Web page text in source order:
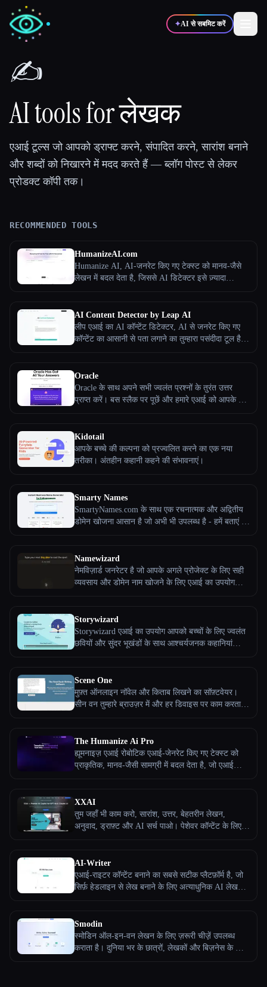
✦AI से सबमिट करें
💻 📈
🎓 विद्यार्थी 🎬 क्रिएटर्स
टूल्स की तुलना करें
हमारे बारे में
Esc
✍️
AI tools for लेखक
एआई टूल्स जो आपको ड्राफ्ट करने, संपादित करने, सारांश बनाने
और शब्दों को निखारने में मदद करते हैं — ब्लॉग पोस्ट से लेकर
प्रोडक्ट कॉपी तक।
RECOMMENDED TOOLS
HumanizeAI.com
Humanize AI, AI-जनरेट किए गए टेक्स्ट को मानव-जैसे
लेखन में बदल देता है, जिससे AI डिटेक्टर इसे ज़्यादा
SEO के लिए प्रामाणिक सामग्री बनाने के लिए यह बहुत
बढ़िया है।
AI Content Detector by Leap AI
लीप एआई का AI कॉन्टेंट डिटेक्टर, AI से जनरेट किए गए
कॉन्टेंट का आसानी से पता लगाने का तुम्हारा पसंदीदा टूल है।
इस काम को आसान बनाता है। नवीनतम एलएलएम मॉडल का
उपयोग करते हुए, यह आसानी से एआई-जनरेट की गई सामग्री
का सटीक विश्लेषण करता है और उसकी पहचान करता है।
Oracle
Oracle के साथ अपने सभी ज्वलंत प्रश्नों के तुरंत उत्तर
प्राप्त करें। बस स्लैक पर पूछें और हमारे एआई को आपके लिए
और अपनी उत्पादकता को अधिकतम करें।
Kidotail
आपके बच्चे की कल्पना को प्रज्वलित करने का एक नया
तरीका। अंतहीन कहानी कहने की संभावनाएं।
Smarty Names
SmartyNames.com के साथ एक रचनात्मक और अद्वितीय
डोमेन खोजना आसान है जो अभी भी उपलब्ध है - हमें बताएं कि
Namewizard
नेमविज़ार्ड जनरेटर है जो आपके अगले प्रोजेक्ट के लिए सही
व्यवसाय और डोमेन नाम खोजने के लिए एआई का उपयोग
Storywizard
Storywizard एआई का उपयोग आपको बच्चों के लिए ज्वलंत
छवियों और सुंदर भूखंडों के साथ आश्चर्यजनक कहानियां
Scene One
मुफ़्त ऑनलाइन नॉवेल और किताब लिखने का सॉफ़्टवेयर।
सीन वन तुम्हारे ब्राउज़र में और हर डिवाइस पर काम करता है,
The Humanize Ai Pro
ह्यूमनाइज़ एआई रोबोटिक एआई-जेनरेट किए गए टेक्स्ट को
प्राकृतिक, मानव-जैसी सामग्री में बदल देता है, जो एआई
सुविधाओं के साथ ब्लॉग, ईमेल, निबंध और बहुत कुछ फिर से
लिखने के लिए इसका इस्तेमाल करें। thehumanizeai.pro
पर मुफ़्त और प्रीमियम प्लान उपलब्ध हैं।
XXAI
तुम जहाँ भी काम करो, सारांश, उत्तर, बेहतरीन लेखन,
अनुवाद, ड्राफ़्ट और AI सर्च पाओ। पेशेवर कॉन्टेंट के लिए
AI-Writer
एआई-राइटर कॉन्टेंट बनाने का सबसे सटीक प्लैटफ़ॉर्म है, जो
सिर्फ़ हेडलाइन से लेख बनाने के लिए अत्याधुनिक AI लेखन
Smodin
स्मोडिन ऑल-इन-वन लेखन के लिए ज़रूरी चीज़़ें उपलब्ध
कराता है। दुनिया भर के छात्रों, लेखकों और बिज़नेस के लिए